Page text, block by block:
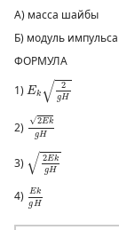
А) масса шайбы
Б) модуль
ФОРМУЛА
1) Ek √ 2
gH
gH
2) √2Ek
gH
Ekg
3) √ 2Ek
gH
EkgH
4) Ek
g H
Ek